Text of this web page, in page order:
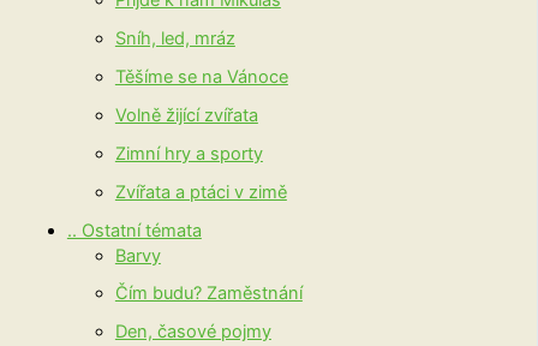
Sníh, led, mráz
Těšíme se na Vánoce
Volně žijící zvířata
Zimní hry a sporty
Zvířata a ptáci v zimě
.. Ostatní témata
Barvy
Čím budu? Zaměstnání
Den, časové pojmy